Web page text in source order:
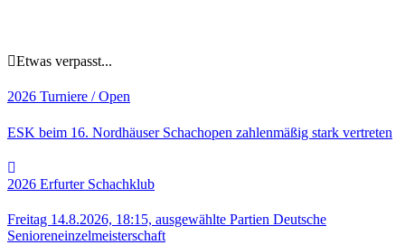
Etwas verpasst...
2026 Turniere / Open
ESK beim 16. Nordhäuser Schachopen zahlenmäßig stark vertreten
2026 Erfurter Schachklub
Freitag 14.8.2026, 18:15, ausgewählte Partien Deutsche
Senioreneinzelmeisterschaft